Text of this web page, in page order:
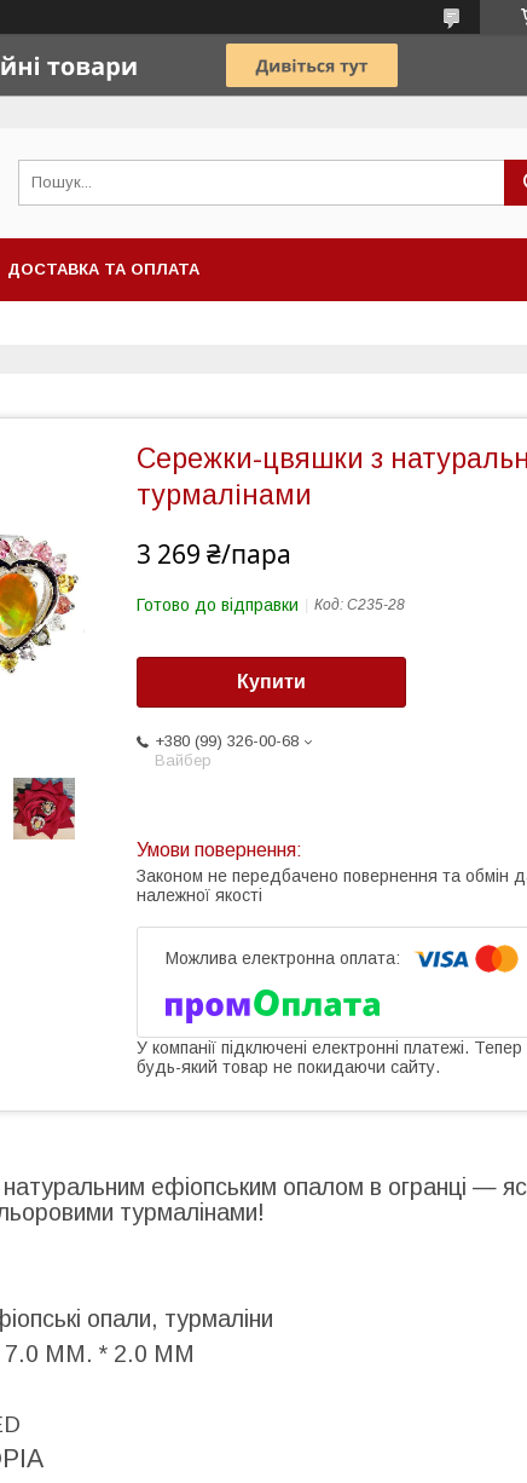
ДОСТАВКА ТА ОПЛАТА
Сережки-цвяшки з
турмалінами
3 269 ₴/пара
Готово до відправки Код: С235-28
Купити
+380 (99) 326-00-68
Вайбер
Законом не передбачено повернення та обмін
належної якості
У компанії підключені електронні платежі.
будь-який товар не покидаючи сайту.
ефіопським опалом в огранці —
турмалінами!
опали, турмаліни
MM. * 2.0 MM